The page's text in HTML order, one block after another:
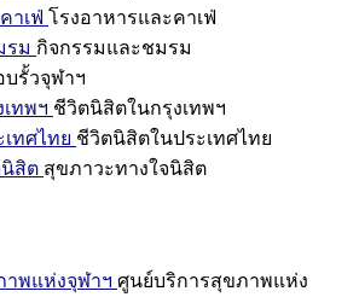
าเฟ่ โรงอาหารและคาเฟ่
รม กิจกรรมและชมรม
บรั้วจุฬาฯ
ทพฯ ชีวิตนิสิตในกรุงเทพฯ
ทศไทย ชีวิตนิสิตในประเทศไทย
นิสิต สุขภาวะทางใจนิสิต
พแห่งจุฬาฯ ศูนย์บริการสุขภาพแห่ง